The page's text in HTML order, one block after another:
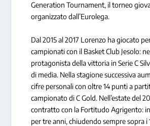
Generation Tournament, il torneo
organizzato dall’Eurolega.
Dal 2015 al 2017 Lorenzo ha giocato
campionati con il Basket Club Jesolo:
protagonista della vittoria in Serie C
di media. Nella stagione successiva
cifre personali con oltre 14 punti a
campionato di C Gold. Nell’estate del
contratto con la Fortitudo Agrigento:
per tre anni, chiudendo sempre sopra i